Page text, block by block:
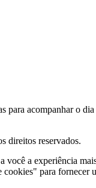
para acompanhar o
direitos reservados.
você a experiência
para fornecer